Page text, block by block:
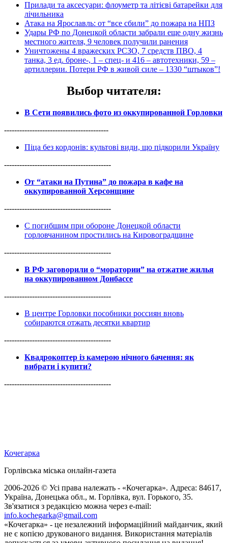
Прилади та аксесуари: флоуметр та літієві батарейки для
лічильника
Атака на Ярославль: от “все сбили” до пожара на НПЗ
Удары РФ по Донецкой области забрали еще одну жизнь
местного жителя, 9 человек получили ранения
Уничтожены 4 вражеских РСЗО, 7 средств ПВО, 4
танка, 3 ед. броне-, 1 – спец- и 416 – автотехники, 59 –
артиллерии. Потери РФ в живой силе – 1330 “штыков”!
Выбор читателя:
В Сети появились фото из оккупированной Горловки
-----------------------------------------
Піца без кордонів: культові види, що підкорили Україну
------------------------------------------
От “атаки на Путина” до пожара в кафе на
оккупированной Херсонщине
------------------------------------------
С погибшим при обороне Донецкой области
горловчанином простились на Кировоградщине
------------------------------------------
В РФ заговорили о “моратории” на отжатие жилья
на оккупированном Донбассе
------------------------------------------
В центре Горловки пособники россиян вновь
собираются отжать десятки квартир
------------------------------------------
Квадрокоптер із камерою нічного бачення: як
вибрати і купити?
------------------------------------------
Кочегарка
Горлівська міська онлайн-газета
2006-2026 © Усі права належать - «Кочегарка». Адреса: 84617,
Україна, Донецька обл., м. Горлівка, вул. Горького, 35.
Зв'язатися з редакцією можна через e-mail:
info.kochegarka@gmail.com
«Кочегарка» - це незалежний інформаційний майданчик, який
не є копією друкованого видання. Використання матеріалів